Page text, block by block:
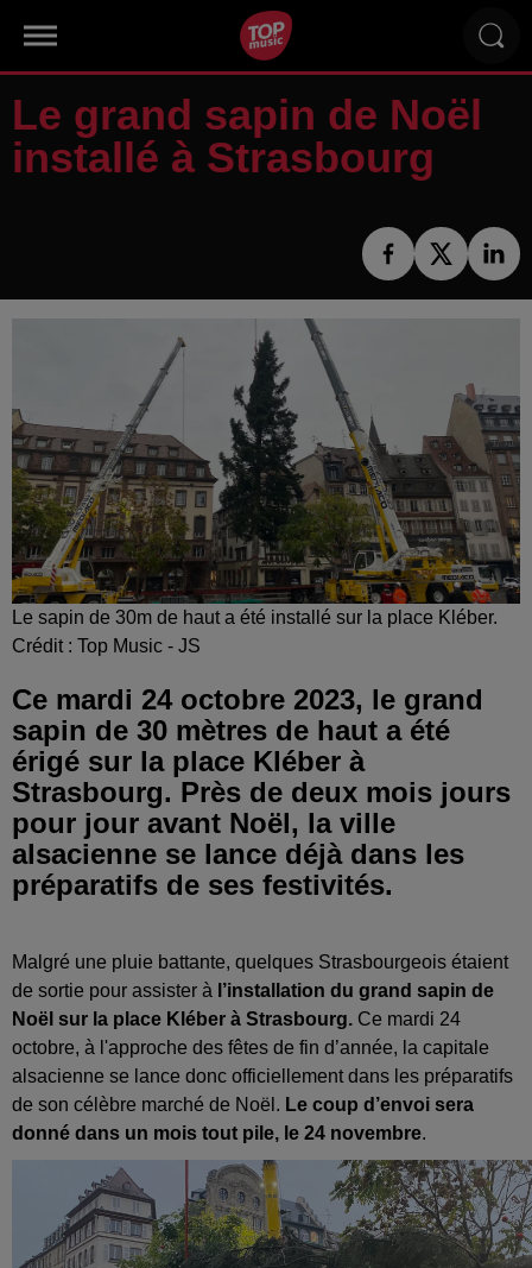
Le grand sapin de Noël
installé à Strasbourg
Le sapin de 30m de haut a été installé sur la place Kléber.
Crédit : Top Music - JS
Ce mardi 24 octobre 2023, le grand
sapin de 30 mètres de haut a été
érigé sur la place Kléber à
Strasbourg. Près de deux mois jours
pour jour avant Noël, la ville
alsacienne se lance déjà dans les
préparatifs de ses festivités.
Malgré une pluie battante, quelques Strasbourgeois étaient
de sortie pour assister à l’installation du grand sapin de
Noël sur la place Kléber à Strasbourg. Ce mardi 24
octobre, à l'approche des fêtes de fin d’année, la capitale
alsacienne se lance donc officiellement dans les préparatifs
de son célèbre marché de Noël. Le coup d’envoi sera
donné dans un mois tout pile, le 24 novembre.